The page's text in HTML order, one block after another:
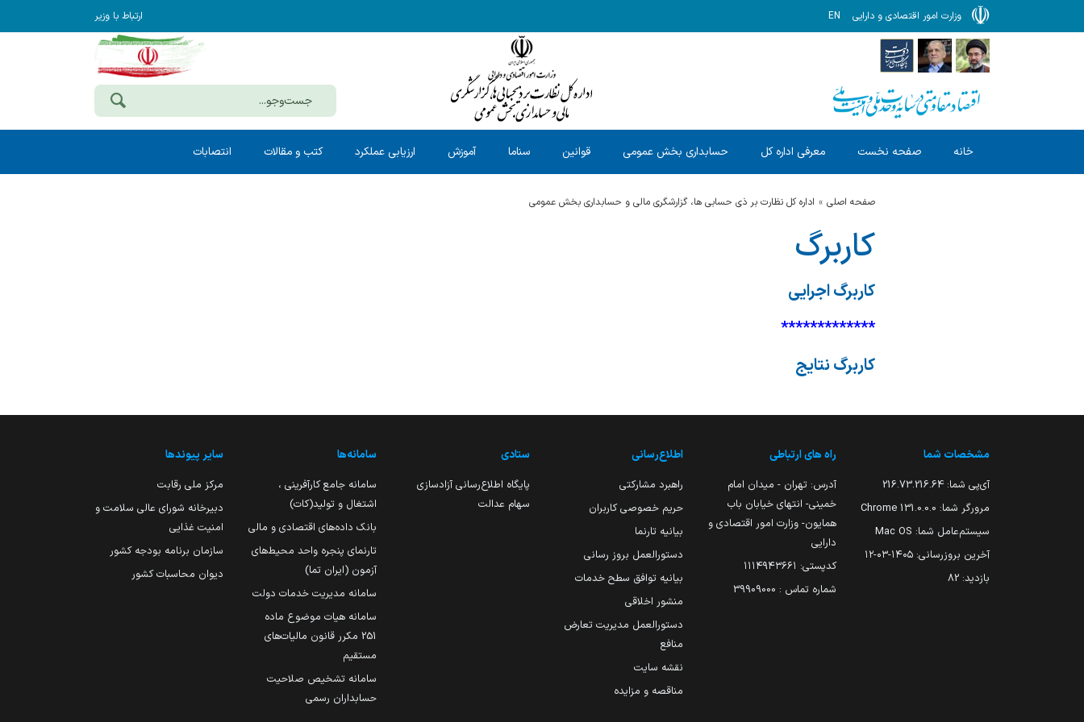
وزارت امور اقتصادی و دارایی EN ارتباط با وزیر
خانه صفحه نخست معرفی اداره کل حسابداری بخش عمومی قوانین سناما آموزش ارزیابی عملکرد کتب و مقالات انتصابات
صفحه اصلی اداره کل نظارت بر ذی حسابی ها، گزارشگری مالی و حسابداری بخش عمومی
کاربرگ
کاربرگ اجرایی
*************
کاربرگ نتایج
مشخصات شما
آی‌پی شما: 216.73.216.64
مرورگر شما: 131.0.0.0 Chrome
سیستم‌عامل شما: Mac OS
آخرین بروزرسانی: ۱۴۰۵-۰۳-۱۲
بازدید: 82
راه های ارتباطی
آدرس: تهران - میدان امام
خمینی- انتهای خیابان باب
همایون- وزارت امور اقتصادی و
دارایی
کدپستی: ۱۱۱۴۹۴۳۶۶۱
شماره تماس : 39909000
اطلاع‌رسانی
راهبرد مشارکتی
حریم خصوصی کاربران
بیانیه تارنما
دستورالعمل بروز رسانی
بیانیه توافق سطح خدمات
منشور اخلاقی
دستورالعمل مدیریت تعارض
منافع
نقشه سایت
مناقصه و مزایده
ستادی
پایگاه اطلاع‌رسانی آزادسازی
سهام عدالت
سامانه‌ها
سامانه جامع کارآفرینی ،
اشتغال و تولید(کات)
بانک داده‌های اقتصادی و مالی
تارنمای پنجره واحد محیط‌های
آزمون (ایران تما)
سامانه مدیریت خدمات دولت
سامانه هیات موضوع ماده
251 مکرر قانون مالیات‌های
مستقیم
سامانه تشخیص صلاحیت
حسابداران رسمی
سایر پیوندها
مرکز ملی رقابت
دبیرخانه شورای عالی سلامت و
امنیت غذایی
سازمان برنامه بودجه کشور
دیوان محاسبات کشور